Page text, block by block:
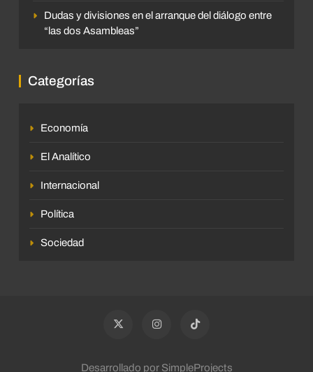
Dudas y divisiones en el arranque del diálogo entre
“las dos Asambleas”
Categorías
Economía
El Analítico
Internacional
Política
Sociedad
Desarrollado por SimpleProjects